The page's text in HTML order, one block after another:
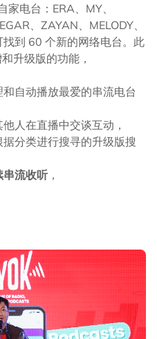
电台：ERA、MY、
、ZAYAN、MELODY、
到 60 个新的网络电台。此
升级版的功能，
和自动播放最爱的串流电台
人在直播中交谈互动，
分类进行搜寻的升级版搜
串流收听 ，